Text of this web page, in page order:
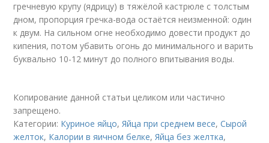
гречневую крупу (ядрицу) в тяжёлой кастрюле с толстым
дном, пропорция гречка-вода остаётся неизменной: один
к двум. На сильном огне необходимо довести продукт до
кипения, потом убавить огонь до минимального и варить
буквально 10-12 минут до полного впитывания воды.
Копирование данной статьи целиком или частично
запрещено.
Категории: Куриное яйцо,Яйца при среднем весе,Сырой
желток, Калории в яичном белке,Яйца без желтка,